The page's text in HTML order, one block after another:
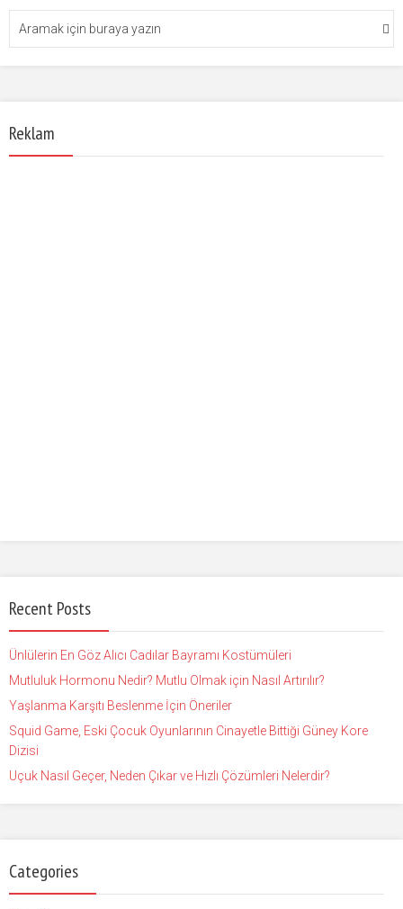
Reklam
Recent Posts
Ünlülerin En Göz Alıcı Cadılar Bayramı Kostümüleri
Mutluluk Hormonu Nedir? Mutlu Olmak için Nasıl Artırılır?
Yaşlanma Karşıtı Beslenme İçin Öneriler
Squid Game, Eski Çocuk Oyunlarının Cinayetle Bittiği Güney Kore
Dizisi
Uçuk Nasıl Geçer, Neden Çıkar ve Hızlı Çözümleri Nelerdir?
Categories